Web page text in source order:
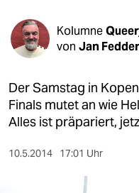
öko
gesellschaft
kultur
sport
Kolumne
von Jan
Der Samstag in
Finals mutet an wie
Alles ist präpariert,
10.5.2014 17:01 Uhr